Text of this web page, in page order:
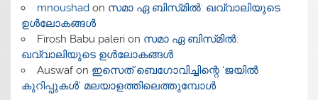
mnoushadon സമാ ഏ ബിസ്‌മിൽ: ഖവ്വാലിയുടെ
ഉൾലോകങ്ങൾ
Firosh Babu palerion സമാ ഏ ബിസ്‌മിൽ:
ഖവ്വാലിയുടെ ഉൾലോകങ്ങൾ
Auswafon ഇസെത് ബെഗോവിച്ചിന്റെ ‘ജയിൽ
കുറിപ്പുകൾ’ മലയാളത്തിലെത്തുമ്പോൾ